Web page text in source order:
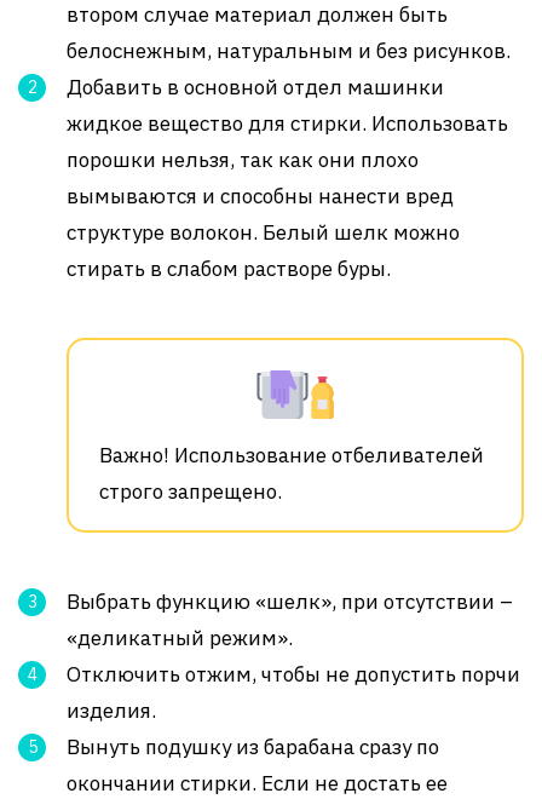
втором случае материал должен быть
белоснежным, натуральным и без рисунков.
Добавить в основной отдел машинки
жидкое вещество для стирки. Использовать
порошки нельзя, так как они плохо
вымываются и способны нанести вред
структуре волокон. Белый шелк можно
стирать в слабом растворе буры.
Важно! Использование отбеливателей
строго запрещено.
Выбрать функцию «шелк», при отсутствии –
«деликатный режим».
Отключить отжим, чтобы не допустить порчи
изделия.
Вынуть подушку из барабана сразу по
окончании стирки. Если не достать ее